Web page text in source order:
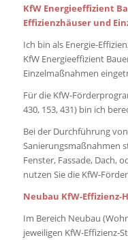
KfW Energieeffizient
Effizienzhäuser und
Ich bin als Energie-
KfW Energieeffizient
Einzelmaßnahmen
Für die KfW-
430, 153, 431) bin ich
Bei der Durchführung
Sanierungsmaßnahmen
Fenster, Fassade, Dach,
nutzen Sie die KfW-
Neubau KfW-Effizienz-
Im Bereich Neubau
jeweiligen KfW-Effizienz-